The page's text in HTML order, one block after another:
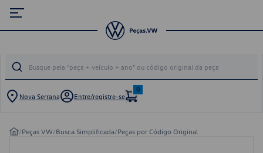
Nova Serrana Entre/registre-se
0
/Peças VW/Busca Simplificada/Peças por Código Original